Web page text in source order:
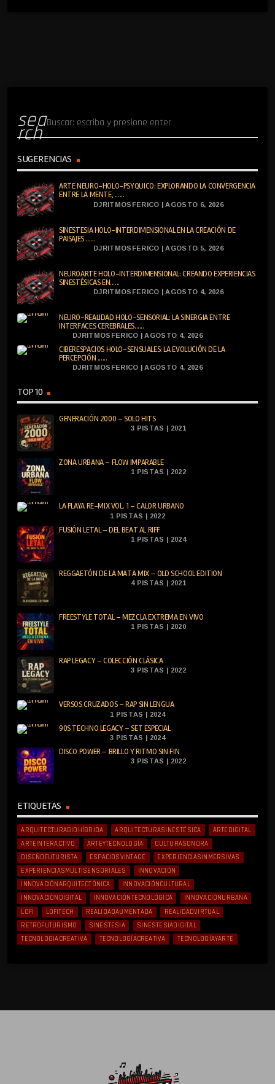
sea
rch
SUGERENCIAS
ARTE NEURO-HOLO-PSYQUICO: EXPLORANDO LA CONVERGENCIA
ENTRE LA MENTE, ......
DJRITMOSFERICO | AGOSTO 6, 2026
SINESTESIA HOLO-INTERDIMENSIONAL EN LA CREACIÓN DE
PAISAJES ......
DJRITMOSFERICO | AGOSTO 5, 2026
NEUROARTE HOLO-INTERDIMENSIONAL: CREANDO EXPERIENCIAS
SINESTÉSICAS EN......
DJRITMOSFERICO | AGOSTO 4, 2026
NEURO-REALIDAD HOLO-SENSORIAL: LA SINERGIA ENTRE
INTERFACES CEREBRALES......
DJRITMOSFERICO | AGOSTO 4, 2026
CIBERESPACIOS HOLO-SENSUALES: LA EVOLUCIÓN DE LA
PERCEPCIÓN ......
DJRITMOSFERICO | AGOSTO 4, 2026
TOP 10
GENERACIÓN 2000 – SOLO HITS
3 PISTAS | 2021
ZONA URBANA – FLOW IMPARABLE
1 PISTAS | 2022
LA PLAYA RE-MIX VOL. 1 – CALOR URBANO
1 PISTAS | 2022
FUSIÓN LETAL – DEL BEAT AL RIFF
1 PISTAS | 2024
REGGAETÓN DE LA MATA MIX – OLD SCHOOL EDITION
4 PISTAS | 2021
FREESTYLE TOTAL – MEZCLA EXTREMA EN VIVO
1 PISTAS | 2020
RAP LEGACY – COLECCIÓN CLÁSICA
3 PISTAS | 2022
VERSOS CRUZADOS – RAP SIN LENGUA
1 PISTAS | 2024
90S TECHNO LEGACY – SET ESPECIAL
3 PISTAS | 2024
DISCO POWER – BRILLO Y RITMO SIN FIN
3 PISTAS | 2022
ETIQUETAS
ARQUITECTURABIOHÍBRIDA ARQUITECTURASINESTÉSICA
ARTEDIGITAL
ARTEINTERACTIVO
ARTEYTECNOLOGÍA
CULTURASONORA
DISEÑOFUTURISTA
ESPACIOSVINTAGE
EXPERIENCIASINMERSIVAS
EXPERIENCIASMULTISENSORIALES
INNOVACIÓN
INNOVACIÓNARQUITECTÓNICA
INNOVACIÓNCULTURAL
INNOVACIÓNDIGITAL
INNOVACIÓNTECNOLÓGICA
INNOVACIÓNURBANA
LOFI
LOFITECH REALIDADAUMENTADA
REALIDADVIRTUAL
RETROFUTURISMO
SINESTESIA
SINESTESIADIGITAL
TECNOLOGIACREATIVA
TECNOLOGÍACREATIVA TECNOLOGÍAYARTE